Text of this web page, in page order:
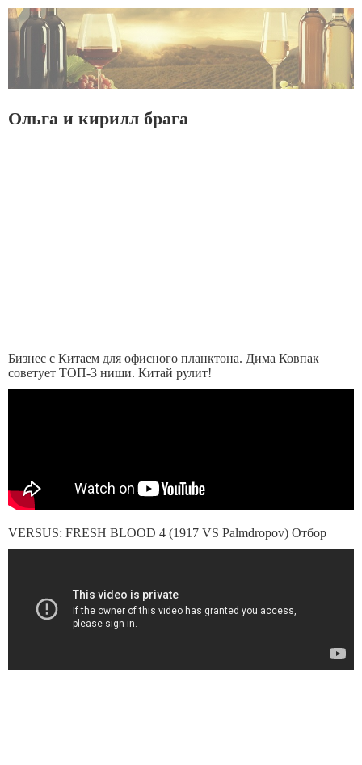
Ольга и кирилл брага
Бизнес с Китаем для офисного планктона. Дима Ковпак
советует ТОП-3 ниши. Китай рулит!
VERSUS: FRESH BLOOD 4 (1917 VS Palmdropov) Отбор